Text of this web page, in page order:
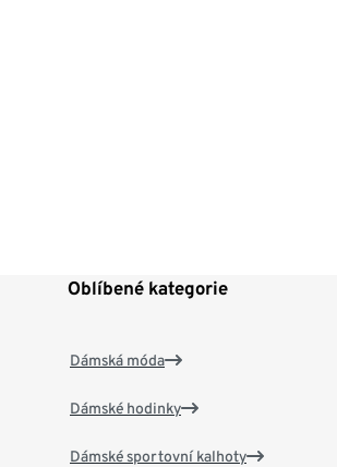
Oblíbené kategorie
Dámská móda
Dámské hodinky
Dámské sportovní kalhoty